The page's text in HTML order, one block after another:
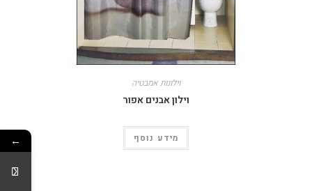
וילונות אמבטיה
וילון אבנים אפור
מידע נוסף ←